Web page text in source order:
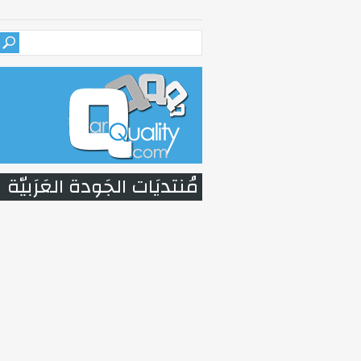
مُنتديَات الجَودة العَرَبيّة